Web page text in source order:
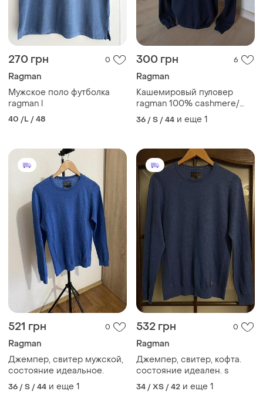
270 грн 0
Ragman
Мужское поло футболка
ragman l
40 /L / 48
300 грн 6
Ragman
Кашемировый пуловер
ragman 100% cashmere/
оригинальный пуловер/
джемпер
36 / S / 44 и еще 1
521 грн 0
Ragman
Джемпер, свитер мужской,
состояние идеальное.
36 / S / 44 и еще 1
532 грн 0
Ragman
Джемпер, свитер, кофта.
состояние идеален. s
34 / XS / 42 и еще 1